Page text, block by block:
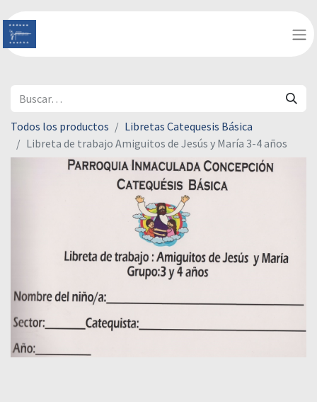
Todos los productos
Libretas Catequesis Básica
Libreta de trabajo Amiguitos de Jesús y María 3-4 años